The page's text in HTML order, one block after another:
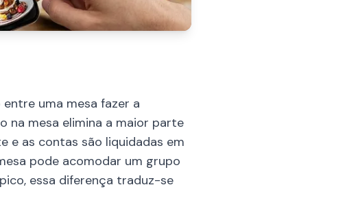
uma mesa fazer a
na mesa elimina a maior parte
e as contas são liquidadas em
pode acomodar um grupo
essa diferença traduz-se